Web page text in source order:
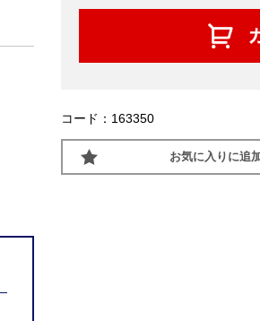
コード：163350
お気に入りに追